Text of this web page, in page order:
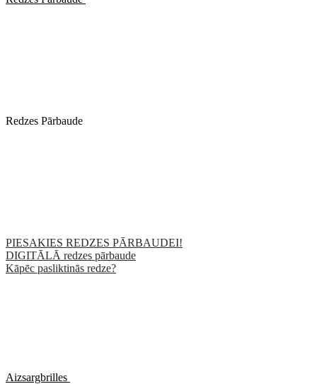
Redzes Pārbaude
PIESAKIES REDZES PĀRBAUDEI!
DIGITĀLĀ redzes pārbaude
Kāpēc pasliktinās redze?
Aizsargbrilles